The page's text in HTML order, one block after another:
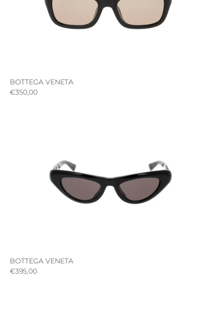
BOTTEGA VENETA
€350,00
BOTTEGA VENETA
€395,00